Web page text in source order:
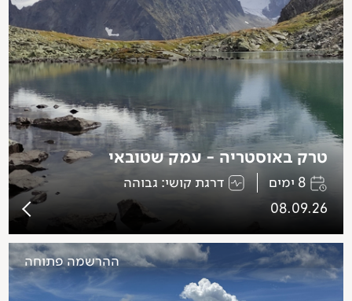
טרק באוסטריה - עמק שטובאי
8 ימים
דרגת קושי: גבוהה
08.09.26
ההרשמה פתוחה